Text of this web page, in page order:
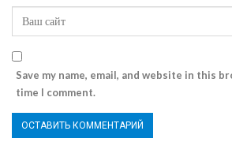
Save my name, email, and website in this
time I comment.